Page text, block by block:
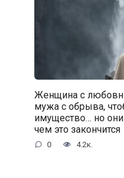
Женщина с
мужа с обрыва,
имущество… но
чем это закончится
0 4.2к.